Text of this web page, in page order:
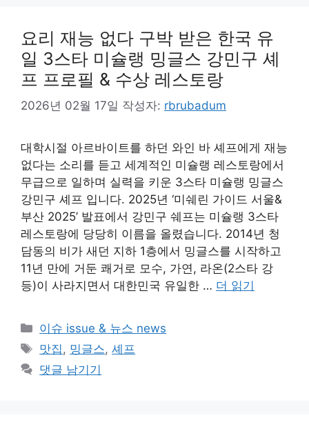
요리 재능 없다 구박 받은 한국 유
일 3스타 미슐랭 밍글스 강민구 셰
프 프로필 & 수상 레스토랑
2026년 02월 17일 작성자: rbrubadum
대학시절 아르바이트를 하던 와인 바 셰프에게 재능
없다는 소리를 듣고 세계적인 미슐랭 레스토랑에서
무급으로 일하며 실력을 키운 3스타 미슐랭 밍글스
강민구 셰프 입니다. 2025년 ‘미쉐린 가이드 서울&
부산 2025’ 발표에서 강민구 쉐프는 미슐랭 3스타
레스토랑에 당당히 이름을 올렸습니다. 2014년 청
담동의 비가 새던 지하 1층에서 밍글스를 시작하고
11년 만에 거둔 쾌거로 모수, 가연, 라온(2스타 강
등)이 사라지면서 대한민국 유일한 … 더 읽기
카
테
리
이슈 issue & 뉴스 news
태
그
맛집, 밍글스,셰프
댓글 남기기